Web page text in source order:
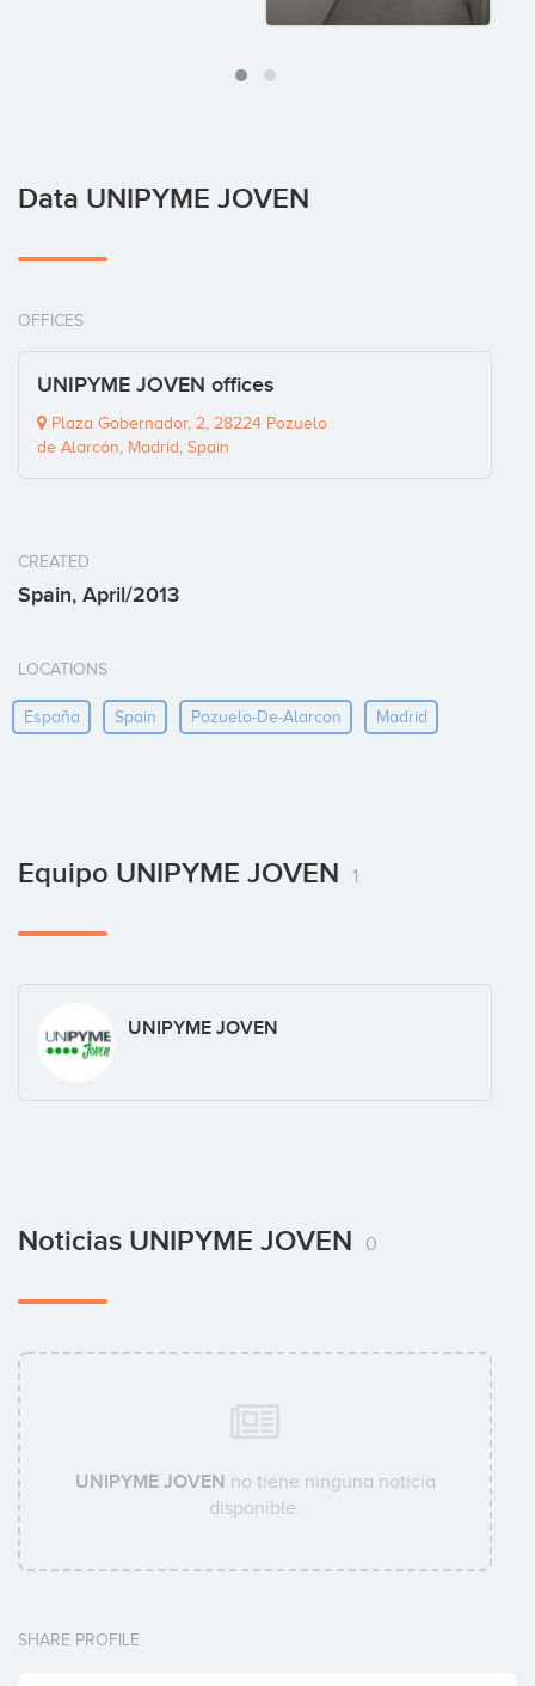
Data UNIPYME JOVEN
OFFICES
UNIPYME JOVEN offices
Plaza Gobernador, 2, 28224 Pozuelo
de Alarcón, Madrid, Spain
CREATED
Spain, April/2013
LOCATIONS
España Spain Pozuelo-De-Alarcon Madrid
Equipo UNIPYME JOVEN 1
UNIPYME JOVEN
Noticias UNIPYME JOVEN 0
UNIPYME JOVEN no tiene ninguna noticia
disponible.
SHARE PROFILE